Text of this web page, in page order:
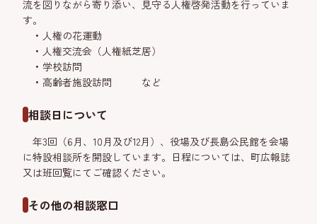
流を図りながら寄り添い、見守る人権啓発活動を行っていま
す。
人権の花運動
人権交流会（人権紙芝居）
学校訪問
高齢者施設訪問 など
相談日について
年3回（6月、10月及び12月）、役場及び長島公民館を会場
に特設相談所を開設しています。日程については、町広報誌
又は班回覧にてご確認ください。
その他の相談窓口